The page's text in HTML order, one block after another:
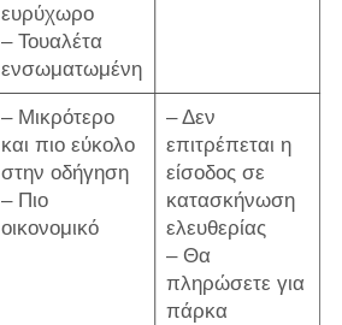
ευρύχωρο
– Τουαλέτα
ενσωματωμένη
– Μικρότερο
και πιο εύκολο
στην οδήγηση
– Πιο
οικονομικό
– Δεν
επιτρέπεται η
είσοδος σε
κατασκήνωση
ελευθερίας
– Θα
πληρώσετε για
πάρκα